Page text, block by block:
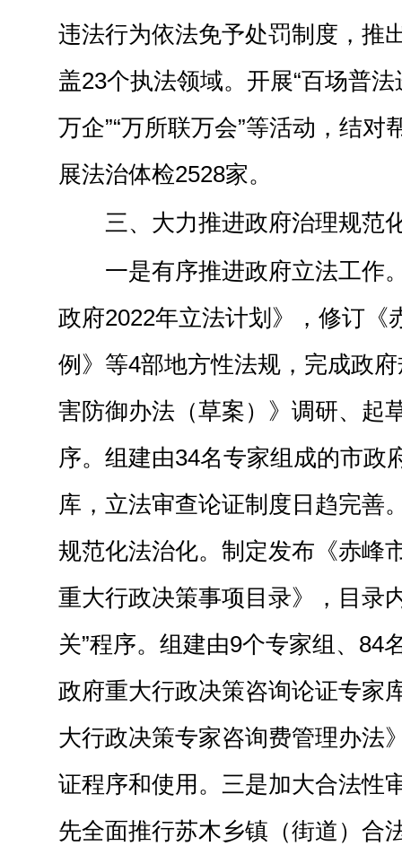
违法行为依法免予处罚制度，推
盖23个执法领域。开展“百场普法
万企”“万所联万会”等活动，结对
展法治体检2528家。
三、 大力推进政府治理规范
一是有序推进政府立法工作
政府2022年立法计划》，修订《
例》等4部地方性法规， 完成政
害防御办法（草案）》调研、起
序。组建由34名专家组成的市政
库，立法审查论证制度日趋完善
规范化法治化。 制定发布《赤峰
重大行政决策事项目录》，目录
关”程序。组建由9个专家组、84
政府重大行政决策咨询论证专家
大行政决策专家咨询费管理办法
证程序和使用。 三是加大合法性
先全面推行苏木乡镇（街道）合